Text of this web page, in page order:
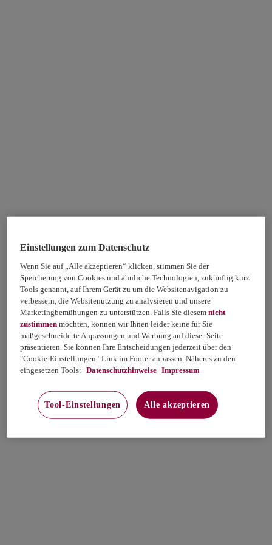
Einstellungen zum Datenschutz
Wenn Sie auf „Alle akzeptieren“ klicken, stimmen Sie der
Speicherung von Cookies und ähnliche Technologien, zukünftig kurz
Tools genannt, auf Ihrem Gerät zu um die Websitenavigation zu
verbessern, die Websitenutzung zu analysieren und unsere
Marketingbemühungen zu unterstützen. Falls Sie diesemnicht
zustimmen möchten, können wir Ihnen leider keine für Sie
maßgeschneiderte Anpassungen und Werbung auf dieser Seite
präsentieren. Sie können Ihre Entscheidungen jederzeit über den
"Cookie-Einstellungen"-Link im Footer anpassen. Näheres zu den
eingesetzen Tools: Datenschutzhinweise Impressum
Tool-Einstellungen Alle akzeptieren